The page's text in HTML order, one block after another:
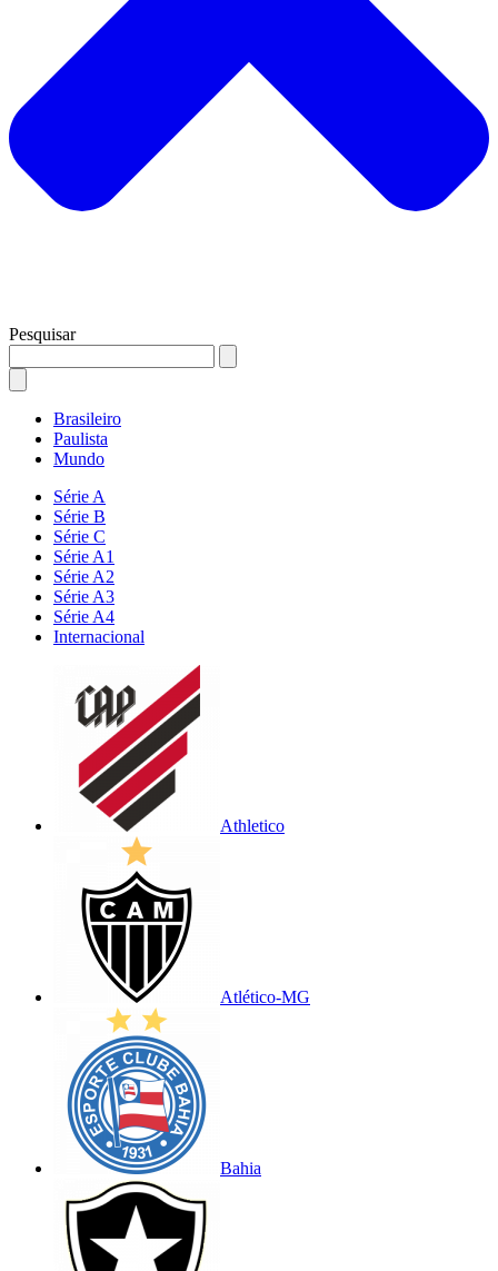
Pesquisar
Brasileiro
Paulista
Mundo
Série A
Série B
Série C
Série A1
Série A2
Série A3
Série A4
Internacional
Athletico
Atlético-MG
Bahia